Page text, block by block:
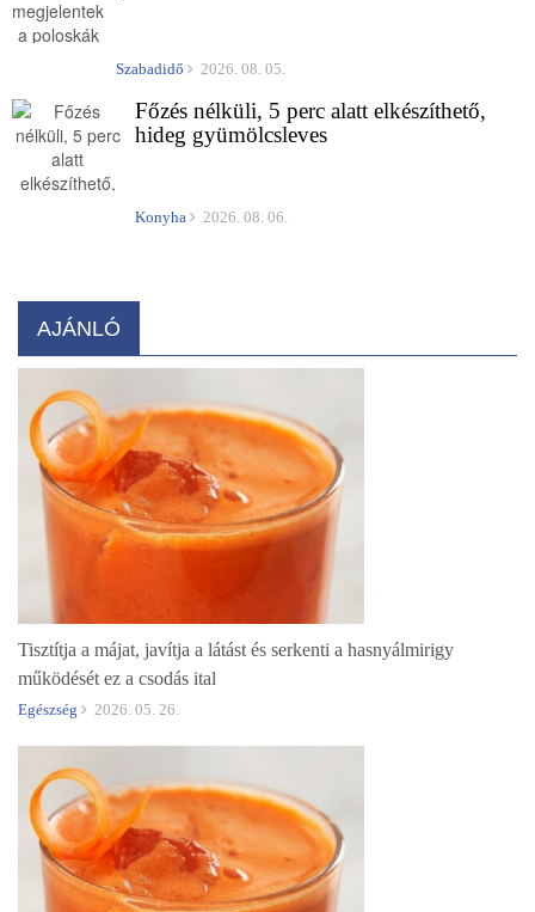
Szabadidő 2026. 08. 05.
Főzés nélküli, 5 perc alatt elkészíthető,
hideg gyümölcsleves
Konyha 2026. 08. 06.
AJÁNLÓ
Tisztítja a májat, javítja a látást és serkenti a hasnyálmirigy
működését ez a csodás ital
Egészség 2026. 05. 26.